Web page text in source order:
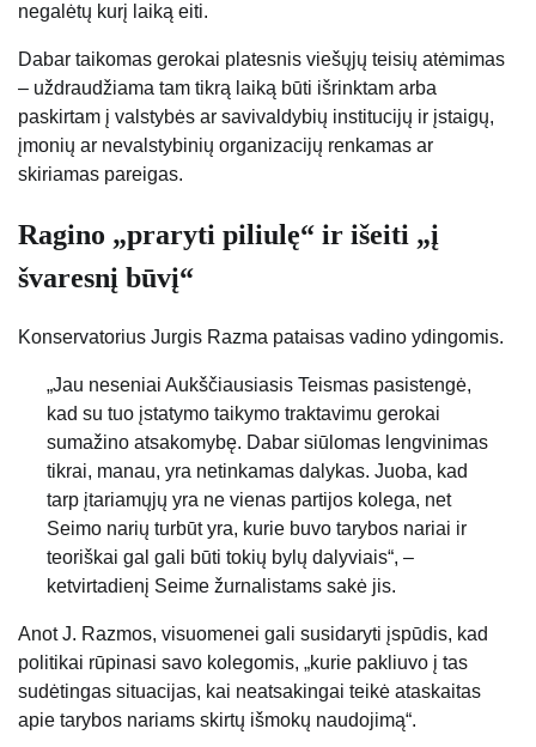
negalėtų kurį laiką eiti.
Dabar taikomas gerokai platesnis viešųjų teisių atėmimas
– uždraudžiama tam tikrą laiką būti išrinktam arba
paskirtam į valstybės ar savivaldybių institucijų ir įstaigų,
įmonių ar nevalstybinių organizacijų renkamas ar
skiriamas pareigas.
Ragino „praryti piliulę“ ir išeiti „į
švaresnį būvį“
Konservatorius Jurgis Razma pataisas vadino ydingomis.
„Jau neseniai Aukščiausiasis Teismas pasistengė,
kad su tuo įstatymo taikymo traktavimu gerokai
sumažino atsakomybę. Dabar siūlomas lengvinimas
tikrai, manau, yra netinkamas dalykas. Juoba, kad
tarp įtariamųjų yra ne vienas partijos kolega, net
Seimo narių turbūt yra, kurie buvo tarybos nariai ir
teoriškai gal gali būti tokių bylų dalyviais“, –
ketvirtadienį Seime žurnalistams sakė jis.
Anot J. Razmos, visuomenei gali susidaryti įspūdis, kad
politikai rūpinasi savo kolegomis, „kurie pakliuvo į tas
sudėtingas situacijas, kai neatsakingai teikė ataskaitas
apie tarybos nariams skirtų išmokų naudojimą“.